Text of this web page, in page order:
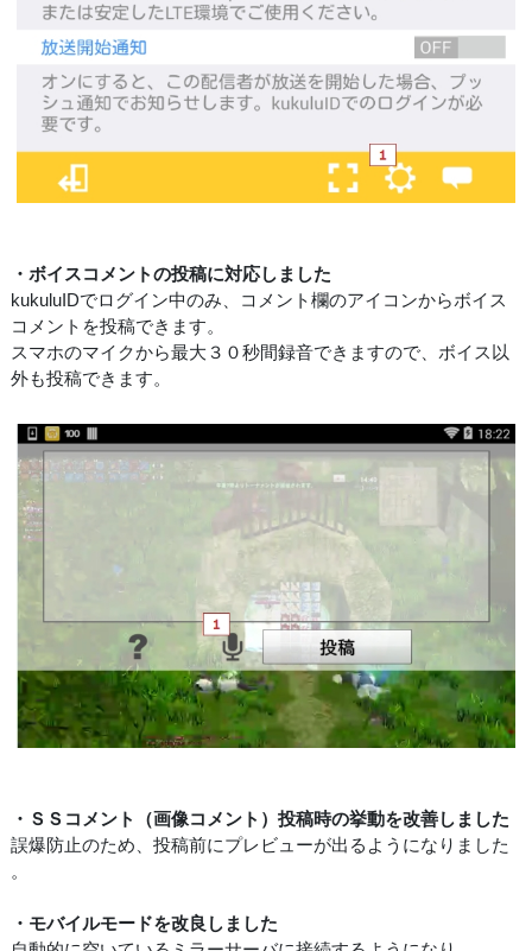
・ボイスコメントの投稿に対応しました
kukuluIDでログイン中のみ、コメント欄のアイコンからボイス
コメントを投稿できます。
スマホのマイクから最大３０秒間録音できますので、ボイス以
外も投稿できます。
・ＳＳコメント（画像コメント）投稿時の挙動を改善しました
誤爆防止のため、投稿前にプレビューが出るようになりました
。
・モバイルモードを改良しました